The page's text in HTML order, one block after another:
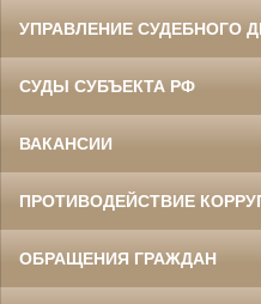
УПРАВЛЕНИЕ СУДЕБНОГО
СУДЫ СУБЪЕКТА РФ
ВАКАНСИИ
ПРОТИВОДЕЙСТВИЕ
ОБРАЩЕНИЯ ГРАЖДАН